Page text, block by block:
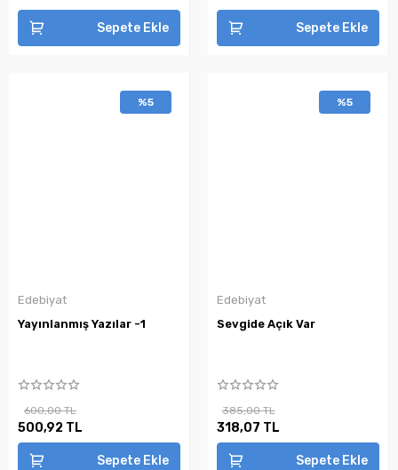
Sepete Ekle Sepete Ekle
%5
Edebiyat
Yayınlanmış Yazılar -1
600,00 TL
500,92 TL
Sepete Ekle
%5
Edebiyat
Sevgide Açık Var
385,00 TL
318,07 TL
Sepete Ekle